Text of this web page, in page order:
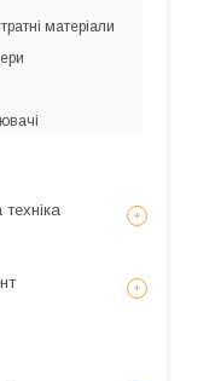
матеріали